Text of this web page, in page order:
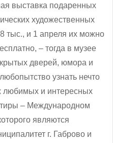
выставка подаренных
художественных
тыс., и 1 апреля их можно
‒ тогда в музее
дверей, юмора и
узнать нечто
любимых и интересных
– Международном
являются
г. Габрово и